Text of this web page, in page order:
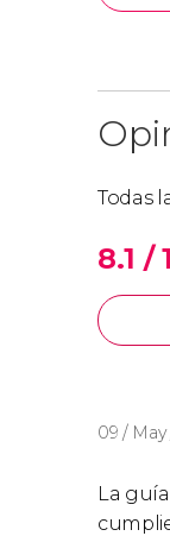
Todas
8.1 /
09 /
La